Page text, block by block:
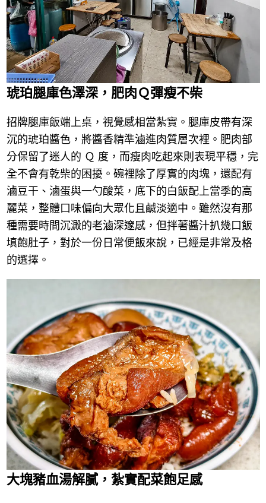
琥珀腿庫色澤深，肥肉Ｑ彈瘦不柴
招牌腿庫飯端上桌，視覺感相當紮實。腿庫皮帶有深
沉的琥珀醬色，將醬香精準滷進肉質層次裡。肥肉部
分保留了迷人的 Ｑ 度，而瘦肉吃起來則表現平穩，完
全不會有乾柴的困擾。碗裡除了厚實的肉塊，還配有
滷豆干、滷蛋與一勺酸菜，底下的白飯配上當季的高
麗菜，整體口味偏向大眾化且鹹淡適中。雖然沒有那
種需要時間沉澱的老滷深邃感，但拌著醬汁扒幾口飯
填飽肚子，對於一份日常便飯來說，已經是非常及格
的選擇。
大塊豬血湯解膩，紮實配菜飽足感